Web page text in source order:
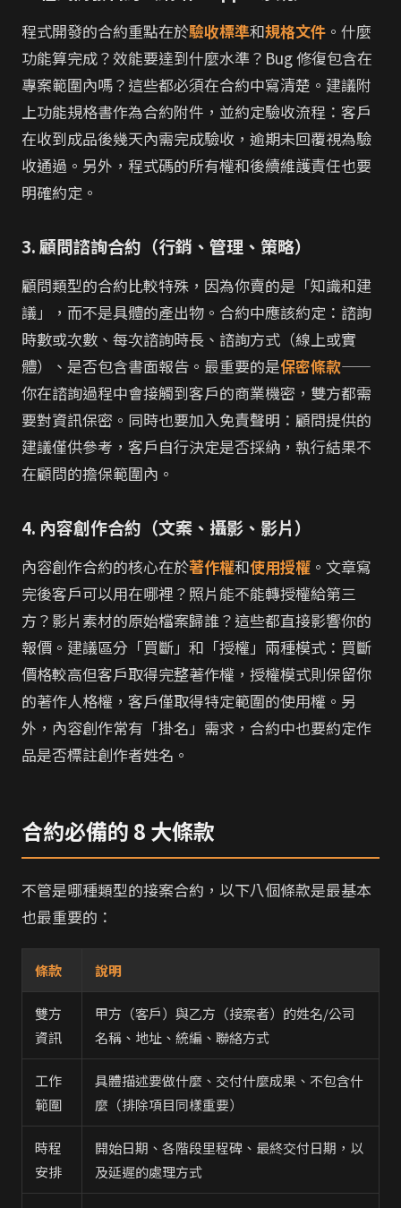
程式開發的合約重點在於驗收標準和規格文件 。什麼
功能算完成？效能要達到什麼水準？Bug 修復包含在
專案範圍內嗎？這些都必須在合約中寫清楚。建議附
上功能規格書作為合約附件，並約定驗收流程：客戶
在收到成品後幾天內需完成驗收，逾期未回覆視為驗
收通過。另外，程式碼的所有權和後續維護責任也要
明確約定。
3. 顧問諮詢合約（行銷、管理、策略）
顧問類型的合約比較特殊，因為你賣的是「知識和建
議」，而不是具體的產出物。合約中應該約定：諮詢
時數或次數、每次諮詢時長、諮詢方式（線上或實
體）、是否包含書面報告。最重要的是保密條款——
你在諮詢過程中會接觸到客戶的商業機密，雙方都需
要對資訊保密。同時也要加入免責聲明：顧問提供的
建議僅供參考，客戶自行決定是否採納，執行結果不
在顧問的擔保範圍內。
4. 內容創作合約（文案、攝影、影片）
內容創作合約的核心在於著作權和使用授權 。文章寫
完後客戶可以用在哪裡？照片能不能轉授權給第三
方？影片素材的原始檔案歸誰？這些都直接影響你的
報價。建議區分「買斷」和「授權」兩種模式：買斷
價格較高但客戶取得完整著作權，授權模式則保留你
的著作人格權，客戶僅取得特定範圍的使用權。另
外，內容創作常有「掛名」需求，合約中也要約定作
品是否標註創作者姓名。
合約必備的 8 大條款
不管是哪種類型的接案合約，以下八個條款是最基本
也最重要的：
條款 說明
雙方
資訊
甲方（客戶）與乙方（接案者）的姓名/公司
名稱、地址、統編、聯絡方式
工作
範圍
具體描述要做什麼、交付什麼成果、不包含什
麼（排除項目同樣重要）
時程
安排
開始日期、各階段里程碑、最終交付日期，以
及延遲的處理方式